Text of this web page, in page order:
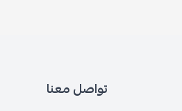
تواصل معنا